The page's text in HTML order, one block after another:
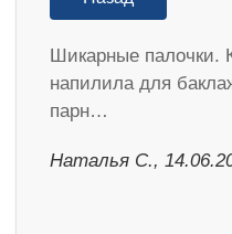
Шикарные палочки.
напилила для
парн…
Наталья С.,